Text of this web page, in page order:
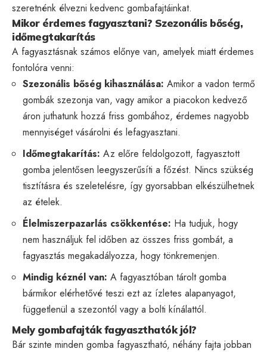
szeretnénk élvezni kedvenc gombafajtáinkat.
Mikor érdemes fagyasztani? Szezonális bőség,
időmegtakarítás
A fagyasztásnak számos előnye van, amelyek miatt érdemes
fontolóra venni:
Szezonális bőség kihasználása: Amikor a vadon termő
gombák szezonja van, vagy amikor a piacokon kedvező
áron juthatunk hozzá friss gombához, érdemes nagyobb
mennyiséget vásárolni és lefagyasztani.
Időmegtakarítás: Az előre feldolgozott, fagyasztott
gomba jelentősen leegyszerűsíti a főzést. Nincs szükség
tisztításra és szeletelésre, így gyorsabban elkészülhetnek
az ételek.
Élelmiszerpazarlás csökkentése: Ha tudjuk, hogy
nem használjuk fel időben az összes friss gombát, a
fagyasztás megakadályozza, hogy tönkremenjen.
Mindig kéznél van: A fagyasztóban tárolt gomba
bármikor elérhetővé teszi ezt az ízletes alapanyagot,
függetlenül a szezontól vagy a bolti kínálattól.
Mely gombafajták fagyaszthatók jól?
Bár szinte minden gomba fagyasztható, néhány fajta jobban